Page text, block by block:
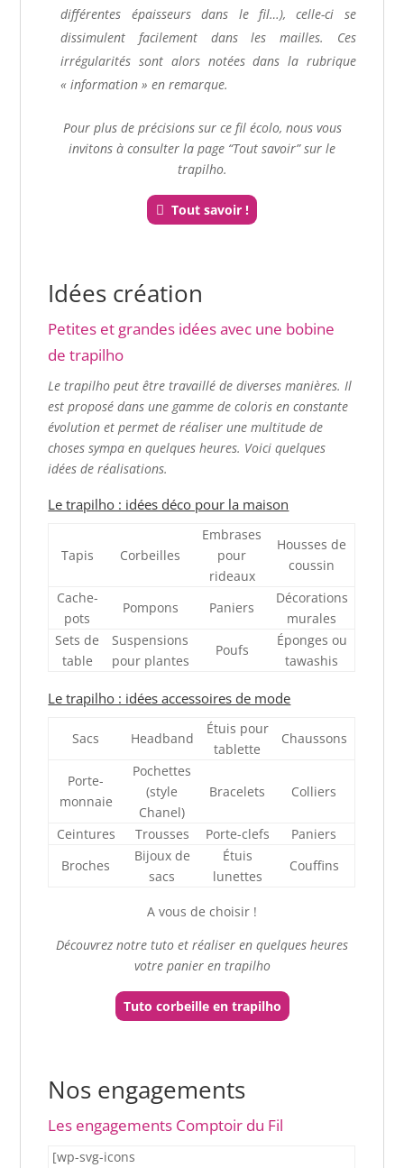
différentes épaisseurs dans le fil…), celle-ci se
dissimulent facilement dans les mailles. Ces
irrégularités sont alors notées dans la rubrique
« information » en remarque.
Pour plus de précisions sur ce fil écolo, nous vous
invitons à consulter la page “Tout savoir” sur le
trapilho.
Tout savoir !
Idées création
Petites et grandes idées avec une bobine
de trapilho
Le trapilho peut être travaillé de diverses manières. Il
est proposé dans une gamme de coloris en constante
évolution et permet de réaliser une multitude de
choses sympa en quelques heures. Voici quelques
idées de réalisations.
Le trapilho : idées déco pour la maison
Tapis Corbeilles
Embrases
pour
rideaux
Housses de
coussin
Cache-
pots
Pompons Paniers
Décorations
murales
Sets de
table
Suspensions
pour plantes
Poufs
Éponges ou
tawashis
Le trapilho : idées accessoires de mode
Sacs Headband
Étuis pour
tablette
Chaussons
Porte-
monnaie
Pochettes
(style
Chanel)
Bracelets Colliers
Ceintures Trousses Porte-clefs
Paniers
Broches
Bijoux de
sacs
Étuis
lunettes
Couffins
A vous de choisir !
Découvrez notre tuto et réaliser en quelques heures
votre panier en trapilho
Tuto corbeille en trapilho
Nos engagements
Les engagements Comptoir du Fil
[wp-svg-icons